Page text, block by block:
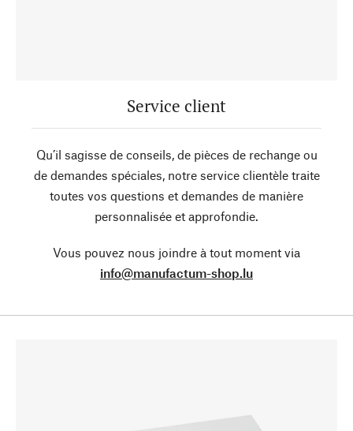
Service client
Qu’il sagisse de conseils, de pièces de rechange ou
de demandes spéciales, notre service clientèle traite
toutes vos questions et demandes de manière
personnalisée et approfondie.
Vous pouvez nous joindre à tout moment via
info@manufactum-shop.lu